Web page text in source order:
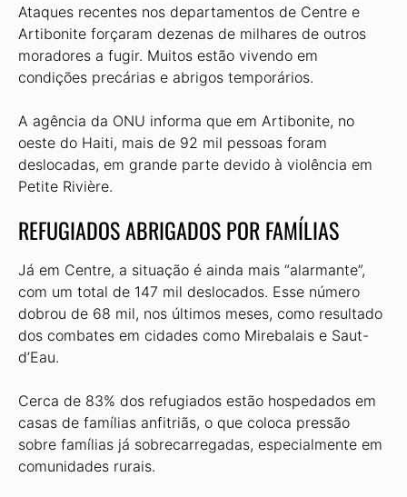
Ataques recentes nos departamentos de Centre e
Artibonite forçaram dezenas de milhares de outros
moradores a fugir. Muitos estão vivendo em
condições precárias e abrigos temporários.
A agência da ONU informa que em Artibonite, no
oeste do Haiti, mais de 92 mil pessoas foram
deslocadas, em grande parte devido à violência em
Petite Rivière.
REFUGIADOS ABRIGADOS POR FAMÍLIAS
Já em Centre, a situação é ainda mais “alarmante”,
com um total de 147 mil deslocados. Esse número
dobrou de 68 mil, nos últimos meses, como resultado
dos combates em cidades como Mirebalais e Saut-
d’Eau.
Cerca de 83% dos refugiados estão hospedados em
casas de famílias anfitriãs, o que coloca pressão
sobre famílias já sobrecarregadas, especialmente em
comunidades rurais.